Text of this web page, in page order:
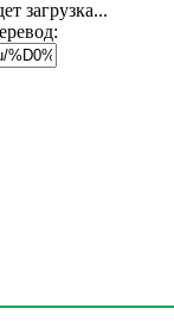
загрузка...